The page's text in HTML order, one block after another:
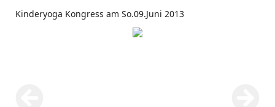
Kinderyoga Kongress am So.09.Juni 2013